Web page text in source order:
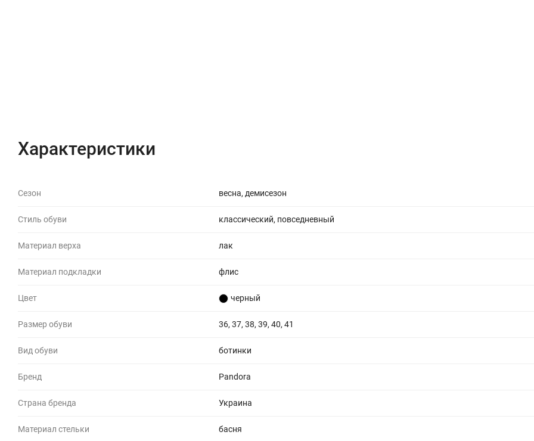
Характеристики
Сезон весна, демисезон
Стиль обуви классический, повседневный
Материал верха лак
Материал подкладки флис
Цвет черный
Размер обуви 36, 37, 38, 39, 40, 41
Вид обуви ботинки
Бренд Pandora
Страна бренда Украина
Материал стельки басня